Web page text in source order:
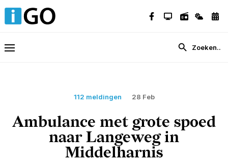
112 meldingen 28 Feb
Ambulance met grote spoed
naar Langeweg in
Middelharnis